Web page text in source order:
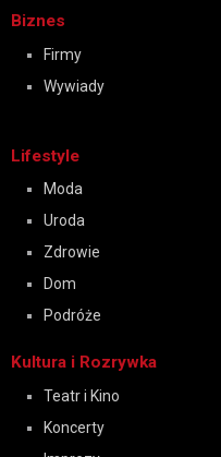
Biznes
Firmy
Wywiady
Lifestyle
Moda
Uroda
Zdrowie
Dom
Podróże
Kultura i Rozrywka
Teatr i Kino
Koncerty